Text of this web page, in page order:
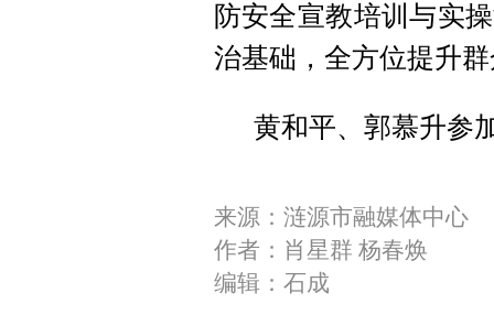
防安全宣教培训与实
治基础，全方位提升
黄和平、郭慕升参
来源：涟源市融媒体中心
作者：肖星群 杨春焕
编辑：石成